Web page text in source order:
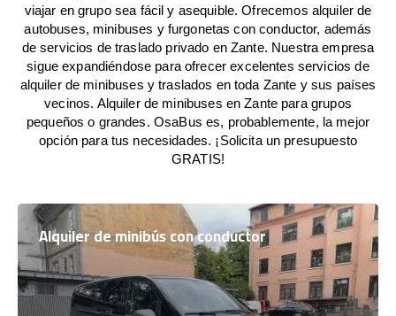
viajar en grupo sea fácil y asequible. Ofrecemos alquiler de
autobuses, minibuses y furgonetas con conductor, además
de servicios de traslado privado en Zante. Nuestra empresa
sigue expandiéndose para ofrecer excelentes servicios de
alquiler de minibuses y traslados en toda Zante y sus países
vecinos. Alquiler de minibuses en Zante para grupos
pequeños o grandes. OsaBus es, probablemente, la mejor
opción para tus necesidades. ¡Solicita un presupuesto
GRATIS!
Alquiler de minibús con conductor